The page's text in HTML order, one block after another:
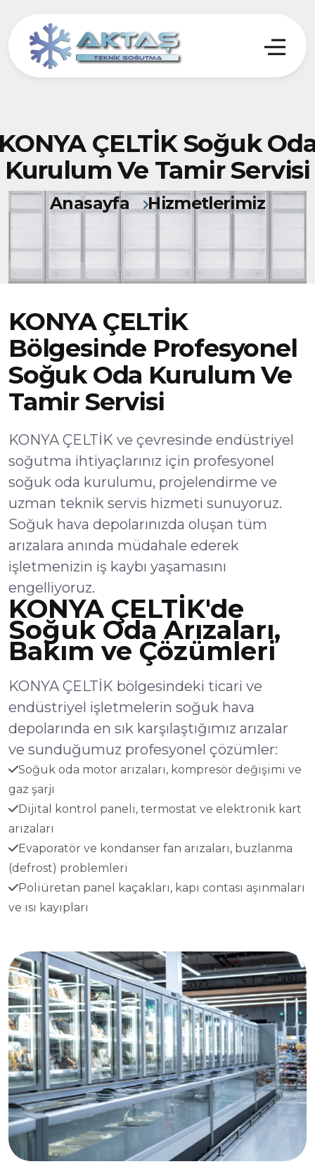
ÇELTİK Soğuk
Kurulum Ve Tamir Servisi
Anasayfa Hizmetlerimiz
KONYA ÇELTİK
Bölgesinde Profesyonel
Soğuk Oda Kurulum Ve
Tamir Servisi
KONYA ÇELTİK ve çevresinde endüstriyel
soğutma ihtiyaçlarınız için profesyonel
soğuk oda kurulumu, projelendirme ve
uzman teknik servis hizmeti sunuyoruz.
Soğuk hava depolarınızda oluşan tüm
arızalara anında müdahale ederek
işletmenizin iş kaybı yaşamasını
engelliyoruz.
KONYA ÇELTİK'de
Soğuk Oda Arızaları,
Bakım ve Çözümleri
KONYA ÇELTİK bölgesindeki ticari ve
endüstriyel işletmelerin soğuk hava
depolarında en sık karşılaştığımız arızalar
ve sunduğumuz profesyonel çözümler:
Soğuk oda motor arızaları, kompresör değişimi ve
gaz şarjı
Dijital kontrol paneli, termostat ve elektronik kart
arızaları
Evaporatör ve kondanser fan arızaları, buzlanma
(defrost) problemleri
Poliüretan panel kaçakları, kapı contası aşınmaları
ve ısı kayıpları